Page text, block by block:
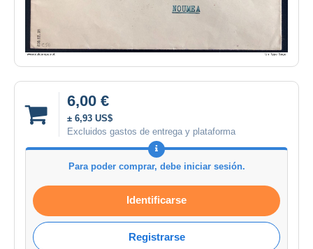
6,00 €
± 6,93 US$
Excluidos gastos de entrega y plataforma
Para poder comprar, debe iniciar sesión.
Identificarse
Registrarse